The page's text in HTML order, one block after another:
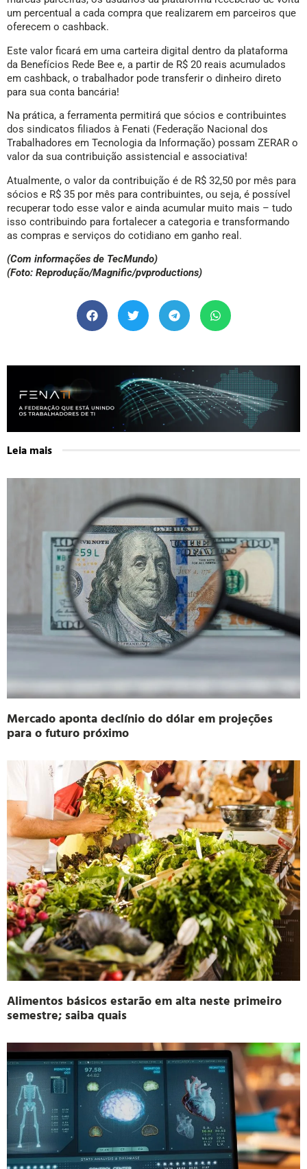
um percentual a cada compra que realizarem em parceiros que
oferecem o cashback.
Este valor ficará em uma carteira digital dentro da plataforma
da Benefícios Rede Bee e, a partir de R$ 20 reais acumulados
em cashback, o trabalhador pode transferir o dinheiro direto
para sua conta bancária!
Na prática, a ferramenta permitirá que sócios e contribuintes
dos sindicatos filiados à Fenati (Federação Nacional dos
Trabalhadores em Tecnologia da Informação) possam ZERAR o
valor da sua contribuição assistencial e associativa!
Atualmente, o valor da contribuição é de R$ 32,50 por mês para
sócios e R$ 35 por mês para contribuintes, ou seja, é possível
recuperar todo esse valor e ainda acumular muito mais – tudo
isso contribuindo para fortalecer a categoria e transformando
as compras e serviços do cotidiano em ganho real.
(Com informações de TecMundo)
(Foto: Reprodução/Magnific/pvproductions)
Leia mais
Mercado aponta declínio do dólar em projeções
para o futuro próximo
Alimentos básicos estarão em alta neste primeiro
semestre; saiba quais